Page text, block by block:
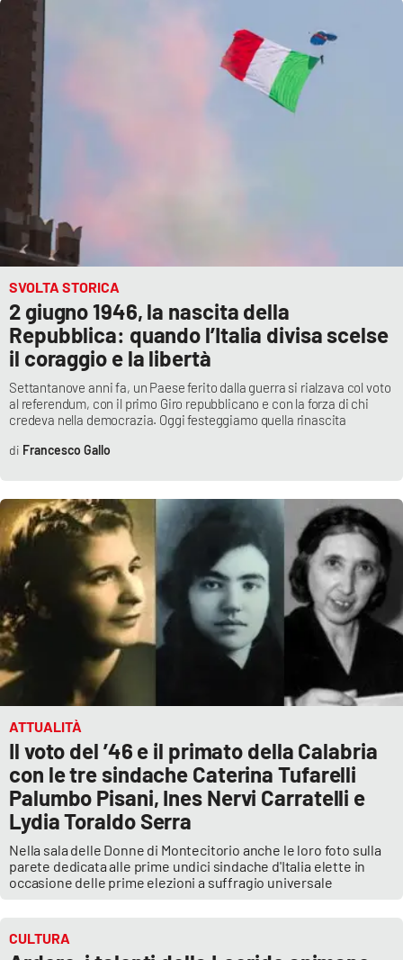
SVOLTA STORICA
2 giugno 1946, la nascita della
Repubblica: quando l’Italia divisa scelse
il coraggio e la libertà
Settantanove anni fa, un Paese ferito dalla guerra si rialzava col voto
al referendum, con il primo Giro repubblicano e con la forza di chi
credeva nella democrazia. Oggi festeggiamo quella rinascita
Francesco Gallo
ATTUALITÀ
Il voto del ’46 e il primato della Calabria
con le tre sindache Caterina Tufarelli
Palumbo Pisani, Ines Nervi Carratelli e
Lydia Toraldo Serra
Nella sala delle Donne di Montecitorio anche le loro foto sulla
parete dedicata alle prime undici sindache d'Italia elette in
occasione delle prime elezioni a suffragio universale
CULTURA